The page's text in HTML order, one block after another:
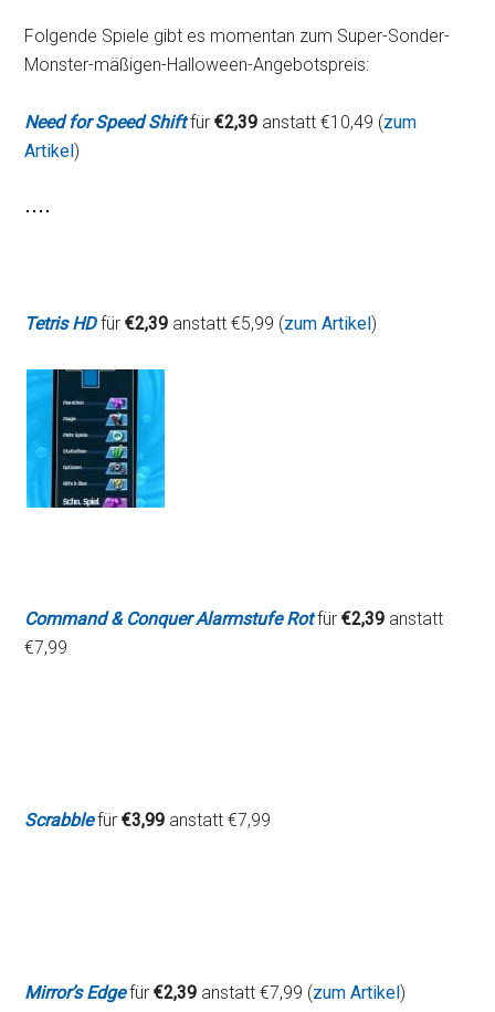
Folgende Spiele gibt es momentan zum Super-Sonder-
Monster-mäßigen-Halloween-Angebotspreis:
Need for Speed Shiftfür €2,39 anstatt €10,49 (zum
Artikel)
Tetris HDfür€2,39 anstatt €5,99 (zum Artikel)
Command & Conquer Alarmstufe Rotfür€2,39 anstatt
€7,99
Scrabblefür€3,99 anstatt €7,99
Mirror’s Edge für €2,39 anstatt €7,99 (zum Artikel)